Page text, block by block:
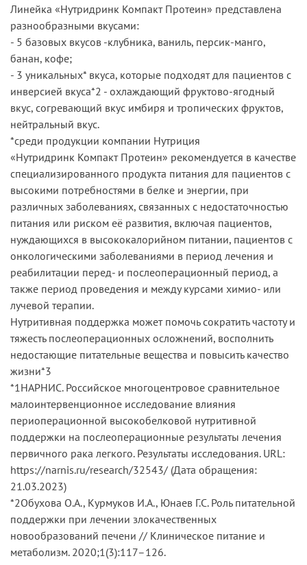
Линейка «Нутридринк Компакт Протеин» представлена
разнообразными вкусами:
- 5 базовых вкусов -клубника, ваниль, персик-манго,
банан, кофе;
- 3 уникальных* вкуса, которые подходят для пациентов с
инверсией вкуса*2 - охлаждающий фруктово-ягодный
вкус, согревающий вкус имбиря и тропических фруктов,
нейтральный вкус.
*среди продукции компании Нутриция
«Нутридринк Компакт Протеин» рекомендуется в качестве
специализированного продукта питания для пациентов с
высокими потребностями в белке и энергии, при
различных заболеваниях, связанных с недостаточностью
питания или риском её развития, включая пациентов,
нуждающихся в высококалорийном питании, пациентов с
онкологическими заболеваниями в период лечения и
реабилитации перед- и послеоперационный период, а
также период проведения и между курсами химио- или
лучевой терапии.
Нутритивная поддержка может помочь сократить частоту и
тяжесть послеоперационных осложнений, восполнить
недостающие питательные вещества и повысить качество
жизни*3
*1НАРНИС. Российское многоцентровое сравнительное
малоинтервенционное исследование влияния
периоперационной высокобелковой нутритивной
поддержки на послеоперационные результаты лечения
первичного рака легкого. Результаты исследования. URL:
https://narnis.ru/research/32543/ (Дата обращения:
21.03.2023)
*2Обухова О.А., Курмуков И.А., Юнаев Г.С. Роль питательной
поддержки при лечении злокачественных
новообразований печени // Клиническое питание и
метаболизм. 2020;1(3):117–126.